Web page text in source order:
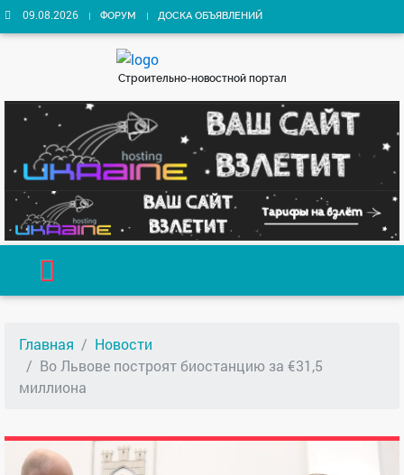
09.08.2026 ФОРУМ ДОСКА ОБЪЯВЛЕНИЙ
Строительно-новостной портал
Главная
Новости
Во Львове построят биостанцию за €31,5
миллиона